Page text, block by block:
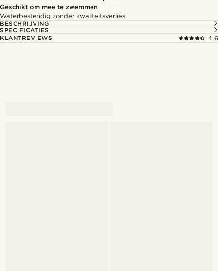
Geschikt om mee te zwemmen
Waterbestendig zonder kwaliteitsverlies
BESCHRIJVING
SPECIFICATIES
KLANTREVIEWS
4.6